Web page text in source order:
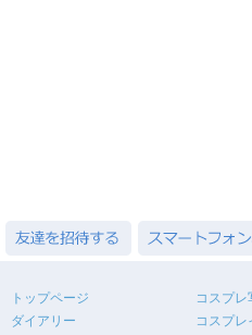
トップページ
ダイアリー
コスプレ
コスプレ